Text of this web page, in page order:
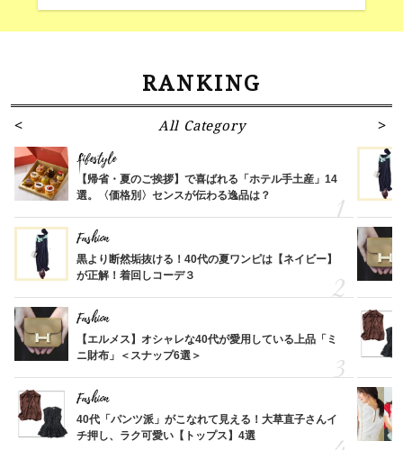
RANKING
All Category
Lifestyle
【帰省・夏のご挨拶】で喜ばれる「ホテル手土産」14
選。〈価格別〉センスが伝わる逸品は？
Fashion
黒より断然垢抜ける！40代の夏ワンピは【ネイビー】
が正解！着回しコーデ３
Fashion
【エルメス】オシャレな40代が愛用している上品「ミ
ニ財布」＜スナップ6選＞
Fashion
40代「パンツ派」がこなれて見える！大草直子さんイ
チ押し、ラク可愛い【トップス】4選